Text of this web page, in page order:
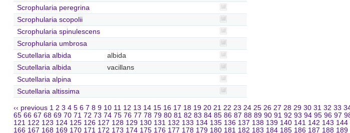
Scrophularia peregrina
Scrophularia scopolii
Scrophularia spinulescens
Scrophularia umbrosa
Scutellaria albida
albida
Scutellaria albida
vacillans
Scutellaria alpina
Scutellaria altissima
‹‹ previous 1 2 3 4 5 6 7 8 9 10 11 12 13 14 15 16 17 18 19 20 21 22 23 24 25 26 27 28 29 30 31 32 33
65 66 67 68 69 70 71 72 73 74 75 76 77 78 79 80 81 82 83 84 85 86 87 88 89 90 91 92 93 94 95 96 97
121 122 123 124 125 126 127 128 129 130 131 132 133 134 135 136 137 138 139 140 141 142 143 144
166 167 168 169 170 171 172 173 174 175 176 177 178 179 180 181 182 183 184 185 186 187 188 189